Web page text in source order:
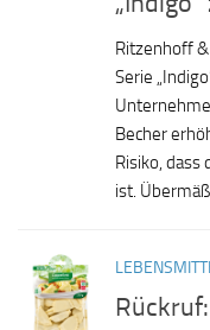
Ritzenhoff
Serie
Becher
Risiko, dass
ist.